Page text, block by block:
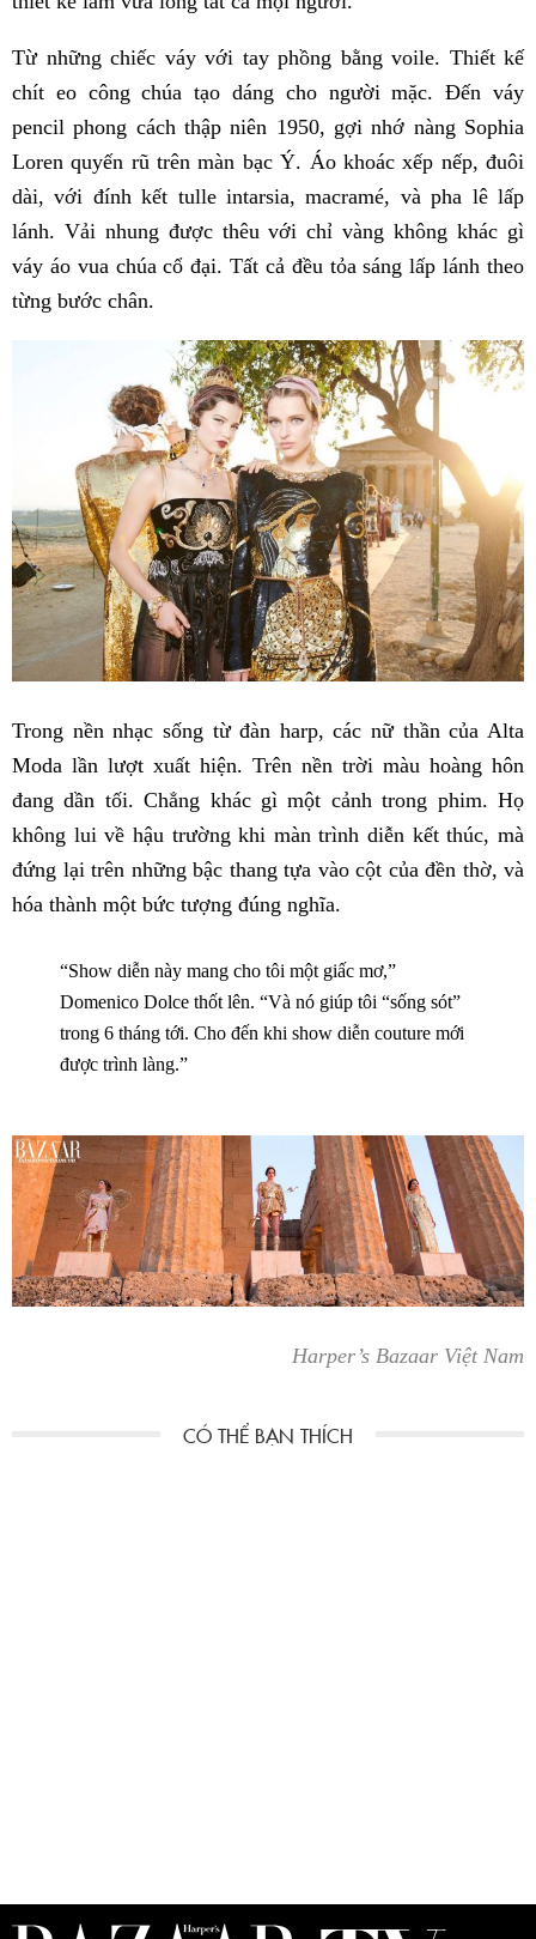
Từ những chiếc váy với tay phồng bằng voile. Thiết kế
chít eo công chúa tạo dáng cho người mặc. Đến váy
pencil phong cách thập niên 1950, gợi nhớ nàng Sophia
Loren quyến rũ trên màn bạc Ý. Áo khoác xếp nếp, đuôi
dài, với đính kết tulle intarsia, macramé, và pha lê lấp
lánh. Vải nhung được thêu với chỉ vàng không khác gì
váy áo vua chúa cổ đại. Tất cả đều tỏa sáng lấp lánh theo
từng bước chân.
Trong nền nhạc sống từ đàn harp, các nữ thần của Alta
Moda lần lượt xuất hiện. Trên nền trời màu hoàng hôn
đang dần tối. Chẳng khác gì một cảnh trong phim. Họ
không lui về hậu trường khi màn trình diễn kết thúc, mà
đứng lại trên những bậc thang tựa vào cột của đền thờ, và
hóa thành một bức tượng đúng nghĩa.
“Show diễn này mang cho tôi một giấc mơ,”
Domenico Dolce thốt lên. “Và nó giúp tôi “sống sót”
trong 6 tháng tới. Cho đến khi show diễn couture mới
được trình làng.”
Harper’s Bazaar Việt Nam